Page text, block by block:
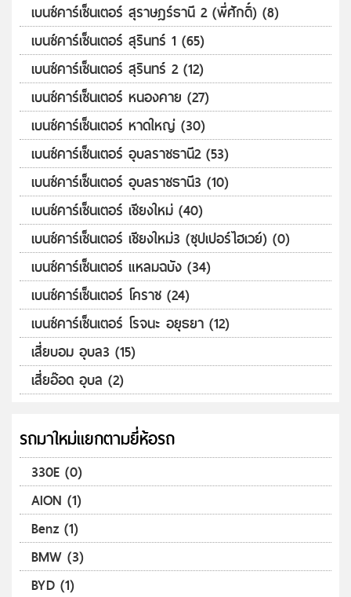
เบนซ์คาร์เซ็นเตอร์ สุราษฎร์ธานี 2 (พี่ศักดิ์) (8)
เบนซ์คาร์เซ็นเตอร์ สุรินทร์ 1 (65)
เบนซ์คาร์เซ็นเตอร์ สุรินทร์ 2 (12)
เบนซ์คาร์เซ็นเตอร์ หนองคาย (27)
เบนซ์คาร์เซ็นเตอร์ หาดใหญ่ (30)
เบนซ์คาร์เซ็นเตอร์ อุบลราชธานี2 (53)
เบนซ์คาร์เซ็นเตอร์ อุบลราชธานี3 (10)
เบนซ์คาร์เซ็นเตอร์ เชียงใหม่ (40)
เบนซ์คาร์เซ็นเตอร์ เชียงใหม่3 (ซุปเปอร์ไฮเวย์) (0)
เบนซ์คาร์เซ็นเตอร์ แหลมฉบัง (34)
เบนซ์คาร์เซ็นเตอร์ โคราช (24)
เบนซ์คาร์เซ็นเตอร์ โรจนะ อยุธยา (12)
เสี่ยบอม อุบล3 (15)
เสี่ยอ๊อด อุบล (2)
รถมาใหม่แยกตามยี่ห้อรถ
330E (0)
AION (1)
Benz (1)
BMW (3)
BYD (1)